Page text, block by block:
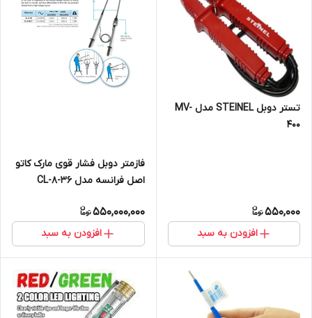
تستر دوبل STEINEL مدل MV-
400
550,000
افزودن به سبد
فازمتر دوبل فشار قوی مارک کاتو
اصل فرانسه مدل CL-8-36
550,000,000
افزودن به سبد